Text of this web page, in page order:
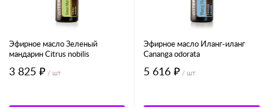
Эфирное масло Зеленый
мандарин Citrus nobilis
3 825 ₽ / шт
Эфирное масло Иланг-иланг
Cananga odorata
5 616 ₽ / шт